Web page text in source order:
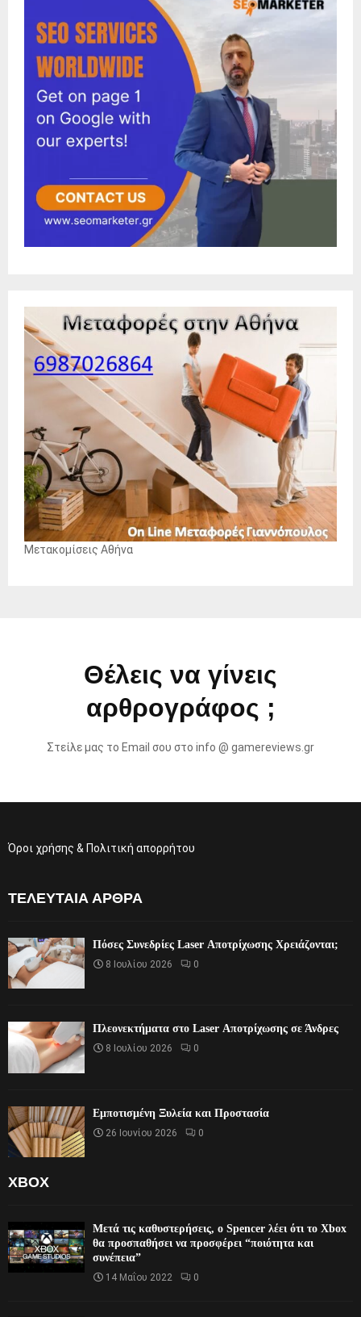
Μετακομίσεις Αθήνα
Θέλεις να γίνεις
αρθρογράφος ;
Στείλε μας το Email σου στο info @ gamereviews.gr
Όροι χρήσης & Πολιτική απορρήτου
ΤΕΛΕΥΤΑΊΑ ΆΡΘΡΑ
Πόσες Συνεδρίες Laser Αποτρίχωσης Χρειάζονται;
8 Ιουλίου 2026 0
Πλεονεκτήματα στο Laser Αποτρίχωσης σε Άνδρες
8 Ιουλίου 2026 0
Εμποτισμένη Ξυλεία και Προστασία
26 Ιουνίου 2026 0
XBOX
Μετά τις καθυστερήσεις, ο Spencer λέει ότι το Xbox
θα προσπαθήσει να προσφέρει “ποιότητα και
συνέπεια”
14 Μαΐου 2022 0